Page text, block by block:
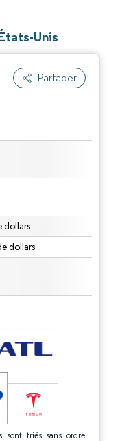
Unis
Partager
dollars
dollars
sont triés sans ordre
attribution sous CC BY 4.0.